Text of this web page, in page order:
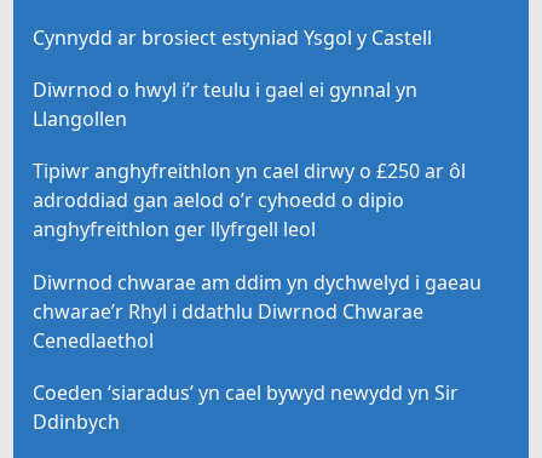
Cynnydd ar brosiect estyniad Ysgol y Castell
Diwrnod o hwyl i’r teulu i gael ei gynnal yn
Llangollen
Tipiwr anghyfreithlon yn cael dirwy o £250 ar ôl
adroddiad gan aelod o’r cyhoedd o dipio
anghyfreithlon ger llyfrgell leol
Diwrnod chwarae am ddim yn dychwelyd i gaeau
chwarae’r Rhyl i ddathlu Diwrnod Chwarae
Cenedlaethol
Coeden ‘siaradus’ yn cael bywyd newydd yn Sir
Ddinbych